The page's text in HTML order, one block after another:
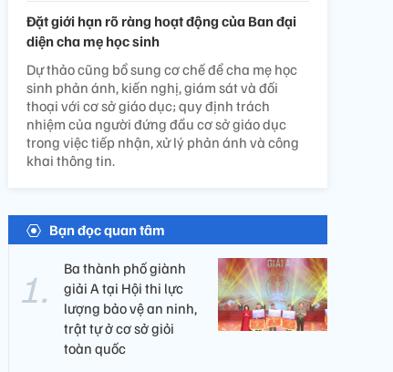
Đặt giới hạn rõ ràng hoạt động của Ban đại
diện cha mẹ học sinh
Dự thảo cũng bổ sung cơ chế để cha mẹ học
sinh phản ánh, kiến nghị, giám sát và đối
thoại với cơ sở giáo dục; quy định trách
nhiệm của người đứng đầu cơ sở giáo dục
trong việc tiếp nhận, xử lý phản ánh và công
khai thông tin.
Bạn đọc quan tâm
Ba thành phố giành
giải A tại Hội thi lực
lượng bảo vệ an ninh,
trật tự ở cơ sở giỏi
toàn quốc